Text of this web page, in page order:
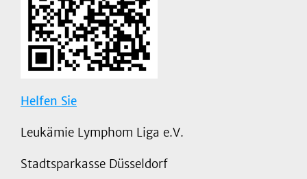
Helfen Sie
Leukämie Lymphom Liga e.V.
Stadtsparkasse Düsseldorf